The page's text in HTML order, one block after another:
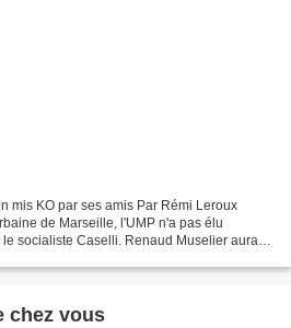
mis KO par ses amis Par Rémi Leroux
de Marseille, l'UMP n'a pas élu
socialiste Caselli. Renaud Muselier aura
chez vous